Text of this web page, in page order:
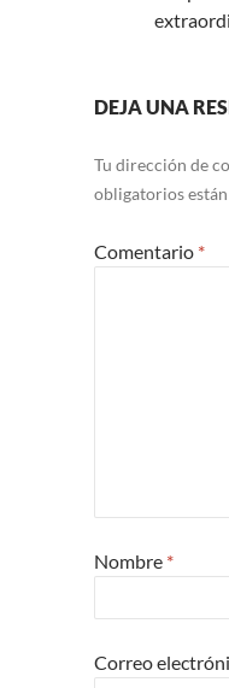
DEJA UNA
Tu dirección de
obligatorios
Comentario *
Nombre *
Correo